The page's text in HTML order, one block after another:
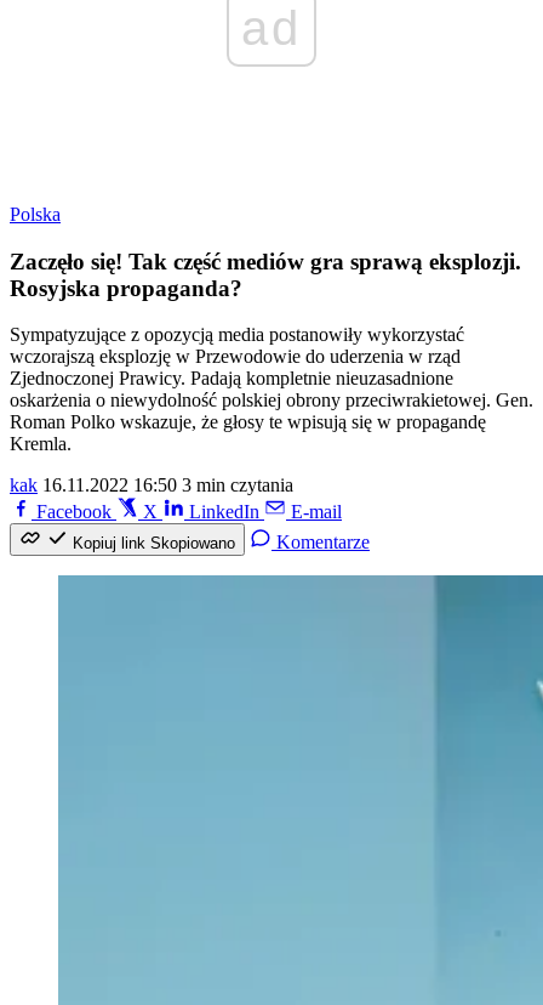
ad
Polska
Zaczęło się! Tak część mediów gra sprawą eksplozji.
Rosyjska propaganda?
Sympatyzujące z opozycją media postanowiły wykorzystać
wczorajszą eksplozję w Przewodowie do uderzenia w rząd
Zjednoczonej Prawicy. Padają kompletnie nieuzasadnione
oskarżenia o niewydolność polskiej obrony przeciwrakietowej. Gen.
Roman Polko wskazuje, że głosy te wpisują się w propagandę
Kremla.
kak 16.11.2022 16:50 3 min czytania
Facebook
X LinkedIn E-mail
Kopiuj link Skopiowano Komentarze